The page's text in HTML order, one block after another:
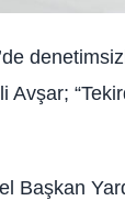
Avşar;
Başkan